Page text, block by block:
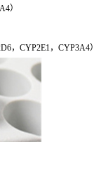
）
，CYP2E1，CYP3A4）